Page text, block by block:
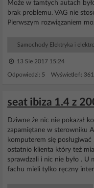
Może w tamtych autach
brak problemu. VAG nie
Pierwszym rozwiązaniem
Samochody Elektryka i
13 Sie 2017 15:24
Odpowiedzi: 5 Wyświetleń:
seat ibiza 1.4 z
Dziwne że nic nie pokazał
zapamiętane w sterowniku
komputerem się
ostatnio klienta który też
sprawdzali i nic nie było . U
fachu mieli tylko ręczny